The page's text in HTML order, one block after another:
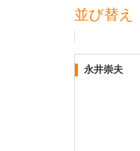
並び替え
永井崇夫